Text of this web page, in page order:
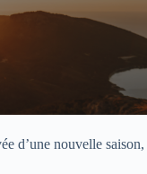
d’une nouvelle saison,